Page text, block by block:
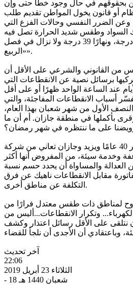
بحقوقهم في حال وجود خطأ حتى وإن
أو قانون يخول المواطن تقديم طلب
الضرر النفسي وحالات الفزع التي
السواد وطقس شديد الحرارة تصل فيه
درجة الحرارة ليلًا إلى 32 درجة، ونهارًا 39 درجة ولا نزال في فصل
«الربيع».
من القانوني والشرعي على الأقل أن
برسائل نصية عن الانقطاعات التي
عند الساعة الواحد ظهرًا أو على أقل
أسباب الانقطاعات المفاجئة، والتي
الأول من شهر شعبان بهذا العام،
بأكملها في منطقة جازان. أم أن ما
على ما ننتظره في شهر رمضان؟
رحماك ربي نفد الصبر 40 عامًا ويزيد وجازان تعاني من شركة
وخدمة سيئة، من المفروض أنها أكثر
العدالة والمساواة أن يحدد حسم نسبة
مقابل الانقطاعات ناهيك عن فرق
التكلفة عن مناطق أخرى.
النزوح لمناطق ذات طقس معتدل فرارًا من
وتكرار الانقطاعات...أليس من
أن نتلقى على الأقل رسائل اعتذار وكشف
آخر تحديث
22:06
الثلاثاء 23 أبريل 2019
- 18 شعبان 1440 هـ